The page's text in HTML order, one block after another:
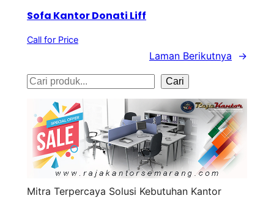
Sofa Kantor Donati Liff
Call for Price
Laman Berikutnya →
S
Cari
Mitra Terpercaya Solusi Kebutuhan Kantor